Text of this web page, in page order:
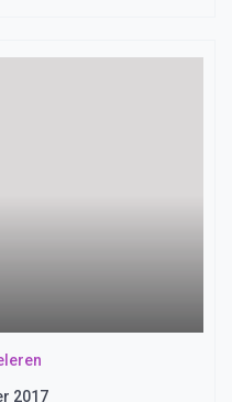
2017